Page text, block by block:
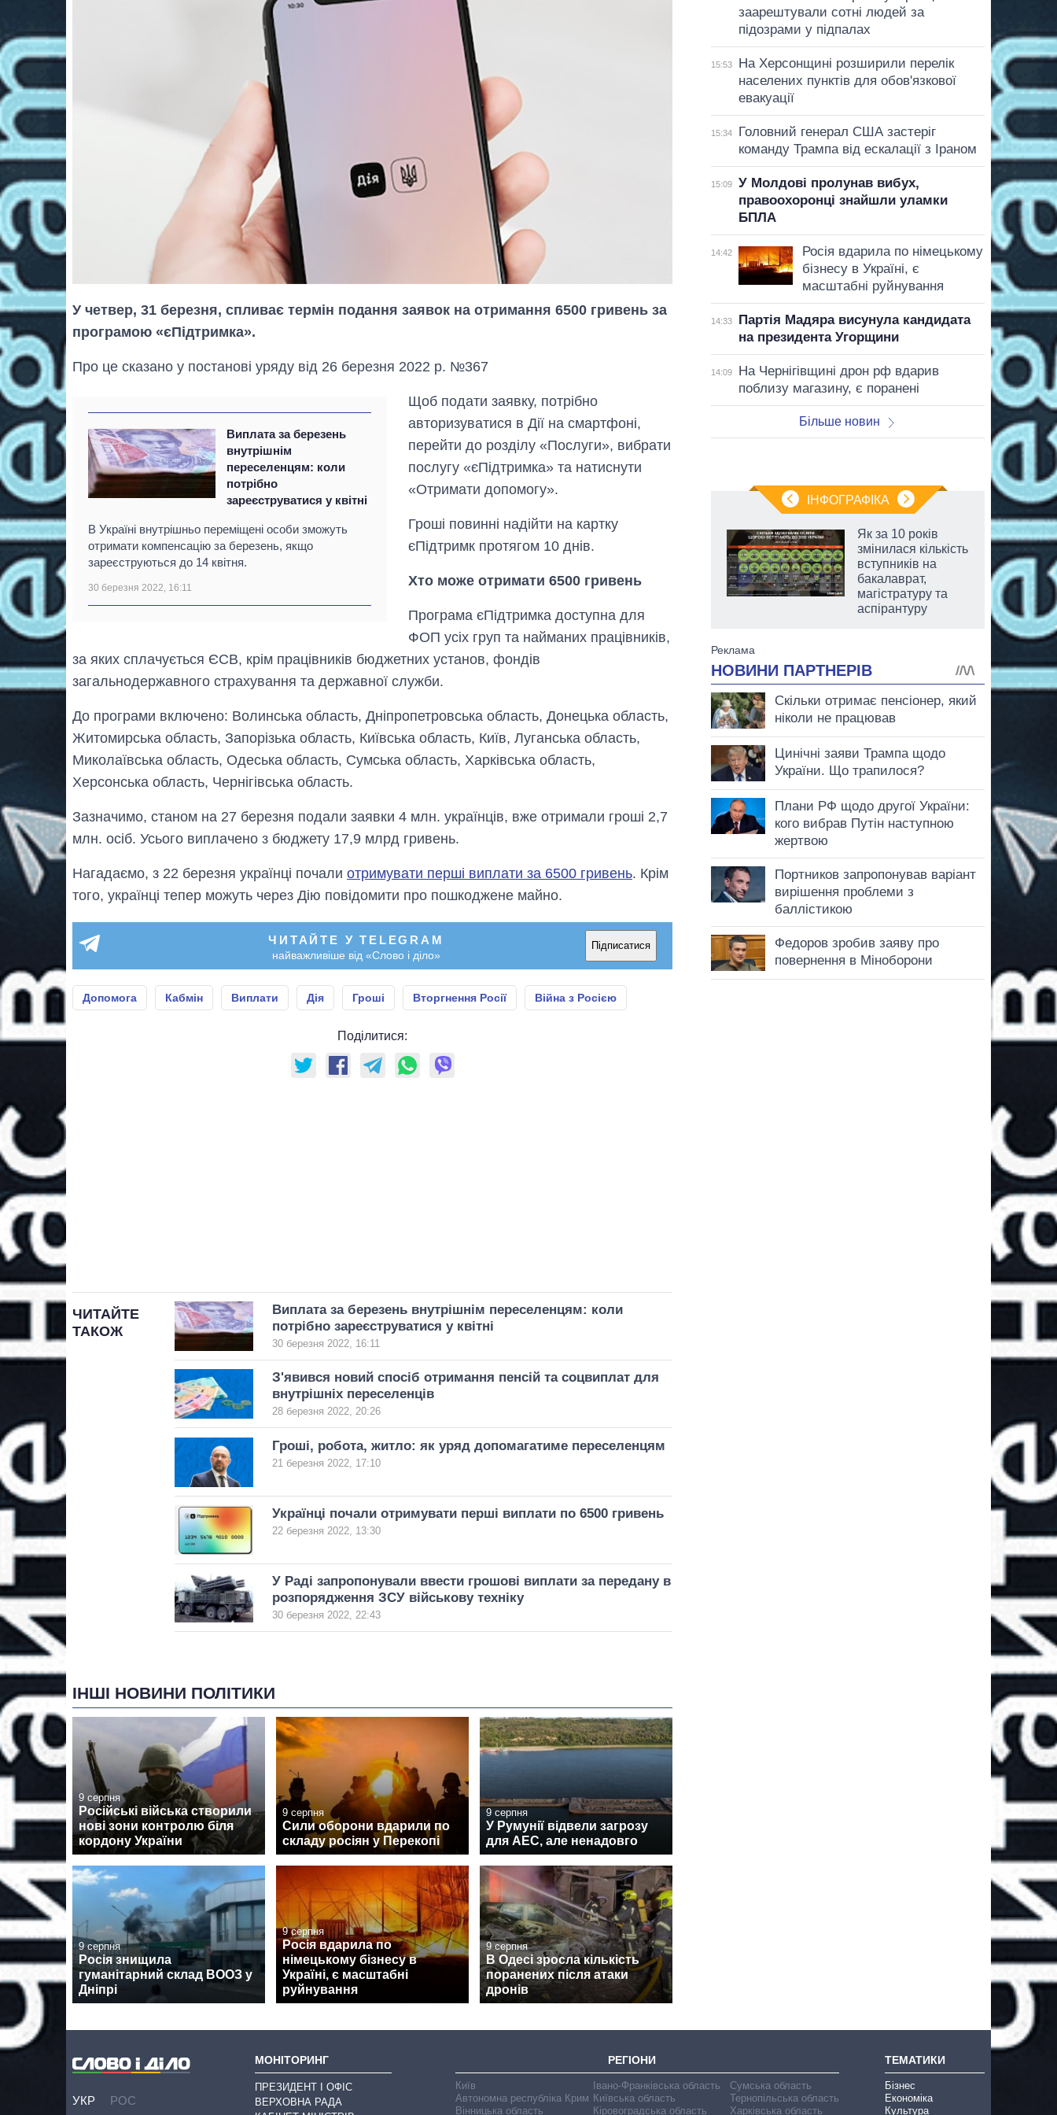
У четвер, 31 березня, спливає термін подання заявок на отримання 6500 гривень за
програмою «єПідтримка».
Про це сказано у постанові уряду від 26 березня 2022 р. №367
Виплата за березень
внутрішнім
переселенцям: коли
потрібно
зареєструватися у квітні
В Україні внутрішньо переміщені особи зможуть
отримати компенсацію за березень, якщо
зареєструються до 14 квітня.
30 березня 2022, 16:11
Щоб подати заявку, потрібно
авторизуватися в Дії на смартфоні,
перейти до розділу «Послуги», вибрати
послугу «єПідтримка» та натиснути
«Отримати допомогу».
Гроші повинні надійти на картку
єПідтримк протягом 10 днів.
Хто може отримати 6500 гривень
Програма єПідтримка доступна для
ФОП усіх груп та найманих працівників,
за яких сплачується ЄСВ, крім працівників бюджетних установ, фондів
загальнодержавного страхування та державної служби.
До програми включено: Волинська область, Дніпропетровська область, Донецька область,
Житомирська область, Запорізька область, Київська область, Київ, Луганська область,
Миколаївська область, Одеська область, Сумська область, Харківська область,
Херсонська область, Чернігівська область.
Зазначимо, станом на 27 березня подали заявки 4 млн. українців, вже отримали гроші 2,7
млн. осіб. Усього виплачено з бюджету 17,9 млрд гривень.
Нагадаємо, з 22 березня українці почали отримувати перші виплати за 6500 гривень. Крім
того, українці тепер можуть через Дію повідомити про пошкоджене майно.
ЧИТАЙТЕ У TELEGRAM
найважливіше від «Слово і діло»
Підписатися
Допомога Кабмін Виплати Дія Гроші Вторгнення Росії Війна з Росією
Поділитися:
ЧИТАЙТЕ
ТАКОЖ
Виплата за березень внутрішнім переселенцям: коли
потрібно зареєструватися у квітні
30 березня 2022, 16:11
З'явився новий спосіб отримання пенсій та соцвиплат для
внутрішніх переселенців
28 березня 2022, 20:26
Гроші, робота, житло: як уряд допомагатиме переселенцям
21 березня 2022, 17:10
Українці почали отримувати перші виплати по 6500 гривень
22 березня 2022, 13:30
У Раді запропонували ввести грошові виплати за передану в
розпорядження ЗСУ військову техніку
30 березня 2022, 22:43
ІНШІ НОВИНИ ПОЛІТИКИ
9 серпня
Російські війська створили
нові зони контролю біля
кордону України
9 серпня
Сили оборони вдарили по
складу росіян у Перекопі
9 серпня
У Румунії відвели загрозу
для АЕС, але ненадовго
9 серпня
Росія знищила
гуманітарний склад ВООЗ у
Дніпрі
9 серпня
Росія вдарила по
німецькому бізнесу в
Україні, є масштабні
руйнування
9 серпня
В Одесі зросла кількість
поранених після атаки
дронів
заарештували сотні людей за
підозрами у підпалах
15:53
На Херсонщині розширили перелік
населених пунктів для обов'язкової
евакуації
15:34
Головний генерал США застеріг
команду Трампа від ескалації з Іраном
15:09
У Молдові пролунав вибух,
правоохоронці знайшли уламки
БПЛА
14:42
Росія вдарила по німецькому
бізнесу в Україні, є
масштабні руйнування
14:33
Партія Мадяра висунула кандидата
на президента Угорщини
14:09
На Чернігівщині дрон рф вдарив
поблизу магазину, є поранені
Більше новин
ІНФОГРАФІКА
Від 1 місяця – до 5
років: хто і як
посаду керівника
Як за 10 років
змінилася кількість
вступників на
бакалаврат,
магістратуру та
аспірантуру
УКР РОС
МОНІТОРИНГ
ПРЕЗИДЕНТ І ОФІС
ВЕРХОВНА РАДА
РЕГІОНИ
Київ
Автономна республіка Крим
Вінницька область
Івано-Франківська область
Київська область
Кіровоградська область
Сумська область
Тернопільська область
Харківська область
ТЕМАТИКИ
Бізнес
Економіка
Культура